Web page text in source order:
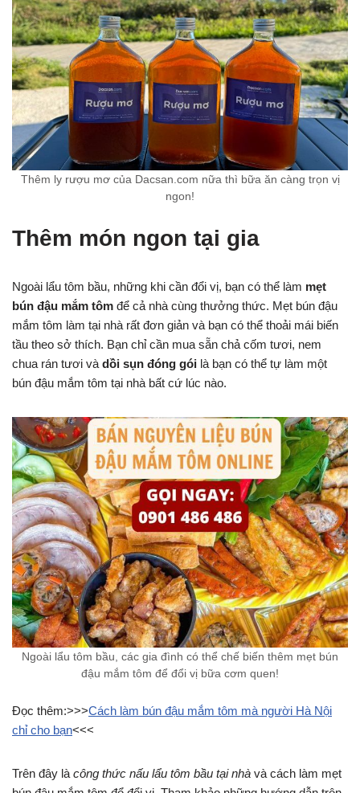
Thêm ly rượu mơ của Dacsan.com nữa thì bữa ăn càng trọn vị
ngon!
Thêm món ngon tại gia
Ngoài lẩu tôm bầu, những khi cần đổi vị, bạn có thể làm mẹt
bún đậu mắm tôm để cả nhà cùng thưởng thức. Mẹt bún đậu
mắm tôm làm tại nhà rất đơn giản và bạn có thể thoải mái biến
tầu theo sở thích. Bạn chỉ cần mua sẵn chả cốm tươi, nem
chua rán tươi và dồi sụn đóng gói là bạn có thể tự làm một
bún đậu mắm tôm tại nhà bất cứ lúc nào.
Ngoài lẩu tôm bầu, các gia đình có thể chế biến thêm mẹt bún
đậu mắm tôm để đổi vị bữa cơm quen!
Đọc thêm:>>>Cách làm bún đậu mắm tôm mà người Hà Nội
chỉ cho bạn<<<
Trên đây là công thức nấu lẩu tôm bầu tại nhà và cách làm mẹt